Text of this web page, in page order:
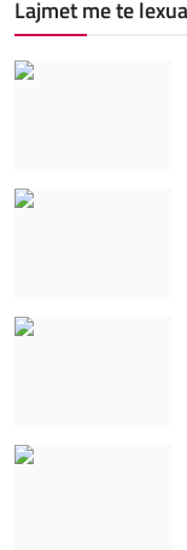
Lajmet me te